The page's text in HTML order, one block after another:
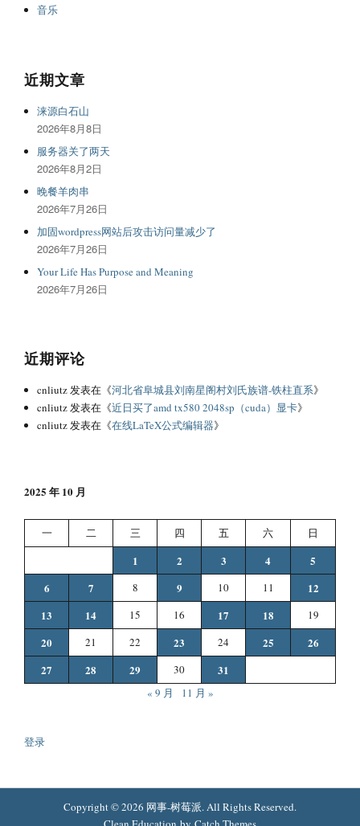
音乐
近期文章
涞源白石山
2026年8月8日
服务器关了两天
2026年8月2日
晚餐羊肉串
2026年7月26日
加固wordpress网站后攻击访问量减少了
2026年7月26日
Your Life Has Purpose and Meaning
2026年7月26日
近期评论
cnliutz 发表在《河北省阜城县刘南星阁村刘氏族谱-铁柱直系》
cnliutz 发表在《近日买了amd tx580 2048sp（cuda）显卡》
cnliutz 发表在《在线LaTeX公式编辑器》
2025 年 10 月
一 二 三 四 五 六 日
1 2 3 4
5
6
7 8 9 10 11
12
13
14 15 16 17 18 19
20 21 22 23 24 25
26
27
28 29 30 31
« 9 月 11 月 »
登录
Copyright © 2026 网事-树莓派. All Rights Reserved.